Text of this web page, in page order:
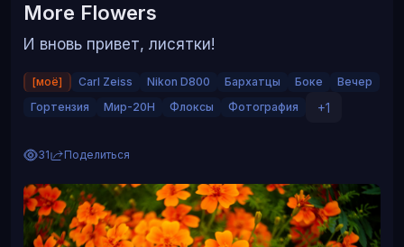
Каменномостский красавчик
More Flowers
И вновь привет, лисятки!
[моё] Carl Zeiss Nikon D800 Бархатцы Боке
Вечер
Гортензия
Мир-20Н Флоксы Фотография +1
31 Поделиться